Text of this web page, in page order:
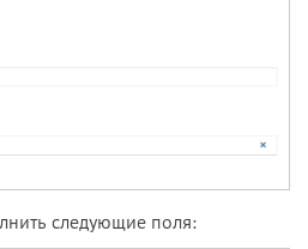
следующие поля: